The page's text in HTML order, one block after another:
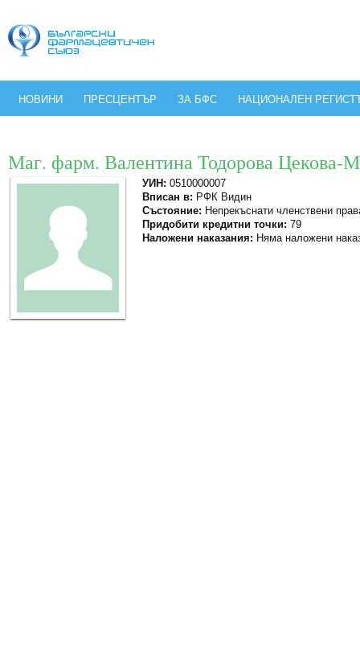
НОВИНИ ПРЕСЦЕНТЪР ЗА БФС НАЦИОНАЛЕН
Маг. фарм. Валентина Тодорова Цекова-
УИН: 0510000007
Вписан в: РФК Видин
Състояние: Непрекъснати членствени
Придобити кредитни точки: 79
Наложени наказания: Няма наложени